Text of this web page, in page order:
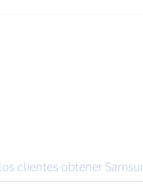
clientes obtener